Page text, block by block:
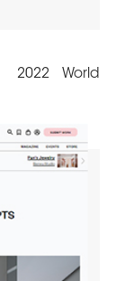
2022 World